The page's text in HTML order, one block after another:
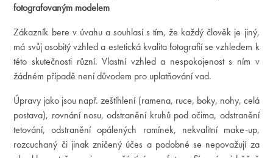
fotografovaným modelem
Zákazník bere v úvahu a souhlasí s tím, že každý člověk je jiný,
má svůj osobitý vzhled a estetická kvalita fotografií se vzhledem k
této skutečnosti různí. Vlastní vzhled a nespokojenost s ním v
žádném případě není důvodem pro uplatňování vad.
Úpravy jako jsou např. zeštíhlení (ramena, ruce, boky, nohy, celá
postava), rovnání nosu, odstranění kruhů pod očima, odstranění
tetování, odstranění opálených ramínek, nekvalitní make-up,
rozcuchaný či jinak zničený účes a podobné se nepovažují za